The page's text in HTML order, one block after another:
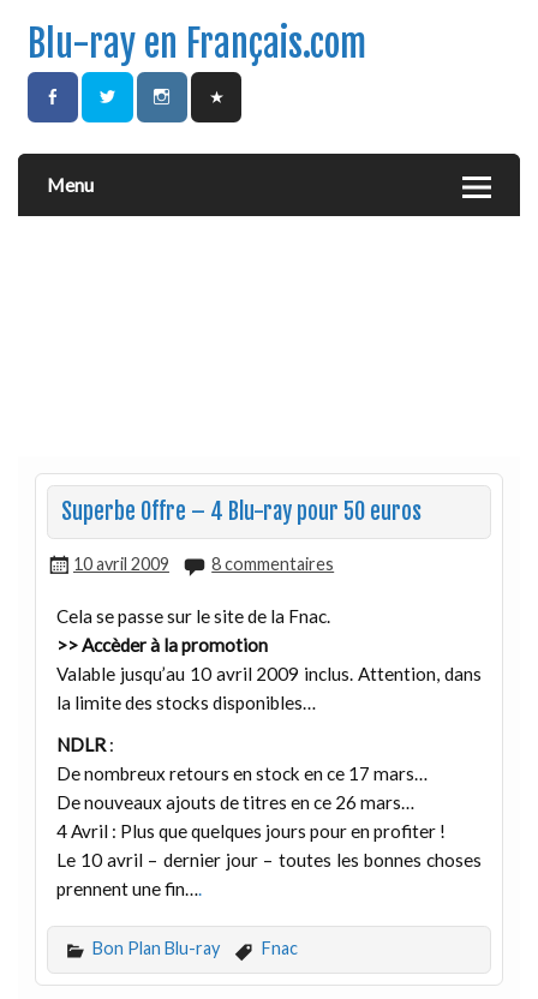
Blu-ray en Français.com
Menu
Superbe Offre – 4 Blu-ray pour 50 euros
10 avril 2009 8 commentaires
Cela se passe sur le site de la Fnac.
>> Accèder à la promotion
Valable jusqu’au 10 avril 2009 inclus. Attention, dans
la limite des stocks disponibles…
NDLR:
De nombreux retours en stock en ce 17 mars…
De nouveaux ajouts de titres en ce 26 mars…
4 Avril : Plus que quelques jours pour en profiter !
Le 10 avril – dernier jour – toutes les bonnes choses
prennent une fin….
Bon Plan Blu-ray Fnac